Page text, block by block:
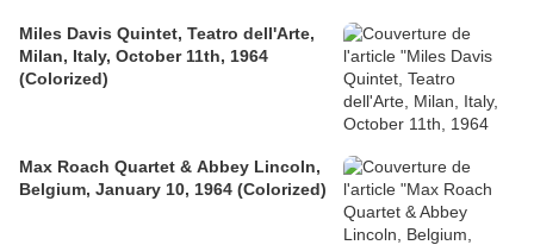
Miles Davis Quintet, Teatro dell'Arte,
Milan, Italy, October 11th, 1964
(Colorized)
Max Roach Quartet & Abbey Lincoln,
Belgium, January 10, 1964 (Colorized)